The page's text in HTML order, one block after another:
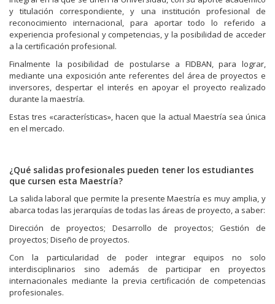
y titulación correspondiente, y una institución profesional de
reconocimiento internacional, para aportar todo lo referido a
experiencia profesional y competencias, y la posibilidad de acceder
a la certificación profesional.
Finalmente la posibilidad de postularse a FIDBAN, para lograr,
mediante una exposición ante referentes del área de proyectos e
inversores, despertar el interés en apoyar el proyecto realizado
durante la maestría.
Estas tres «características», hacen que la actual Maestría sea única
en el mercado.
¿Qué salidas profesionales pueden tener los estudiantes
que cursen esta Maestría?
La salida laboral que permite la presente Maestría es muy amplia, y
abarca todas las jerarquías de todas las áreas de proyecto, a saber:
Dirección de proyectos; Desarrollo de proyectos; Gestión de
proyectos; Diseño de proyectos.
Con la particularidad de poder integrar equipos no solo
interdisciplinarios sino además de participar en proyectos
internacionales mediante la previa certificación de competencias
profesionales.